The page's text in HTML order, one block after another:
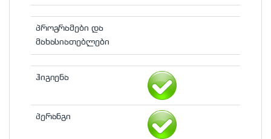
პროგრამები და
მახასიათებლები
ჰიგიენა
პერანგი